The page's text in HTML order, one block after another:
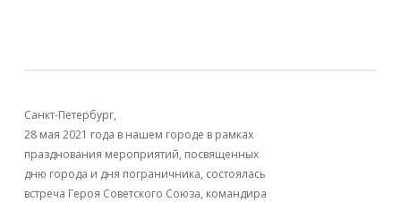
Санкт-Петербург,
28 мая 2021 года в нашем городе в рамках
празднования мероприятий, посвященных
дню города и дня пограничника, состоялась
встреча Героя Советского Союза, командира